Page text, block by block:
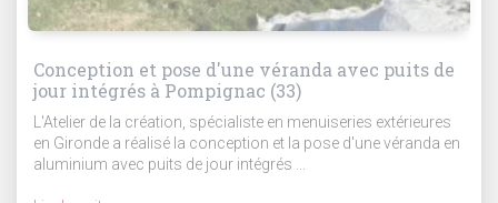
Conception et pose d'une véranda avec puits de
jour intégrés à Pompignac (33)
L'Atelier de la création, spécialiste en menuiseries extérieures
en Gironde a réalisé la conception et la pose d'une véranda en
aluminium avec puits de jour intégrés ...